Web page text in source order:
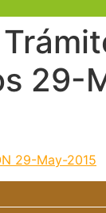
29-
29-May-2015